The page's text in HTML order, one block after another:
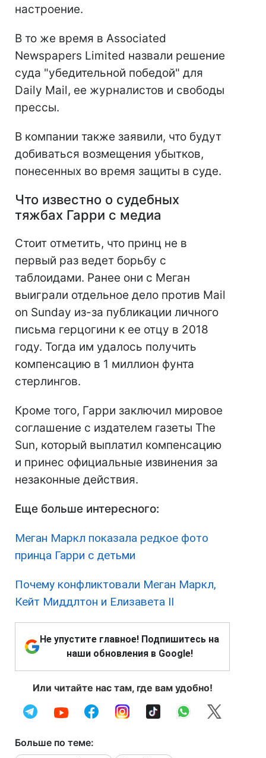
настроение.
В то же время в Associated
Newspapers Limited назвали решение
суда "убедительной победой" для
Daily Mail, ее журналистов и свободы
прессы.
В компании также заявили, что будут
добиваться возмещения убытков,
понесенных во время защиты в суде.
Что известно о судебных
тяжбах Гарри с медиа
Стоит отметить, что принц не в
первый раз ведет борьбу с
таблоидами. Ранее они с Меган
выиграли отдельное дело против Mail
on Sunday из-за публикации личного
письма герцогини к ее отцу в 2018
году. Тогда им удалось получить
компенсацию в 1 миллион фунта
стерлингов.
Кроме того, Гарри заключил мировое
соглашение с издателем газеты The
Sun, который выплатил компенсацию
и принес официальные извинения за
незаконные действия.
Еще больше интересного:
Меган Маркл показала редкое фото
принца Гарри с детьми
Почему конфликтовали Меган Маркл,
Кейт Миддлтон и Елизавета II
Не упустите главное! Подпишитесь на
наши обновления в Google!
Или читайте нас там, где вам удобно!
Больше по теме: